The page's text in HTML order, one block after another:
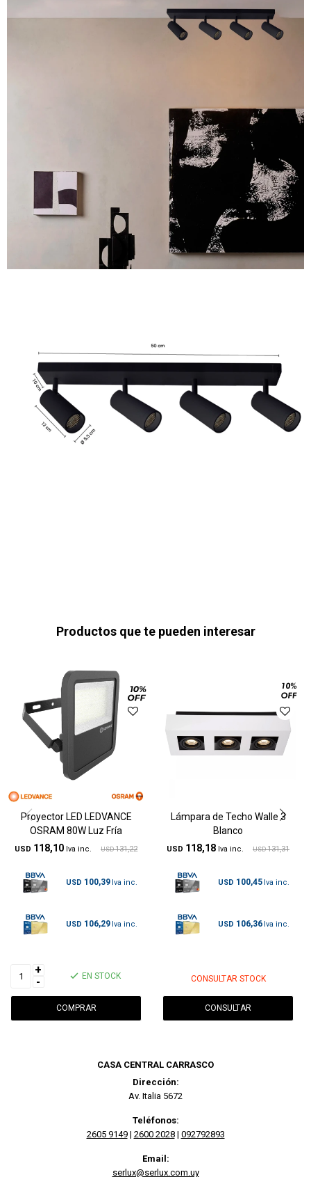
Productos que te pueden interesar
Proyector LED LEDVANCE
OSRAM 80W Luz Fría
USD 118,10 USD 131,22
USD 100,39
USD 106,29
+
-
EN STOCK
Lámpara de Techo Walle 3
Blanco
USD 118,18 USD 131,31
USD 100,45
USD 106,36
CONSULTAR STOCK
CONSULTAR
CASA CENTRAL CARRASCO
Dirección:
Av. Italia 5672
Teléfonos:
2605 9149| 2600 2028| 092792893
Email:
serlux@serlux.com.uy